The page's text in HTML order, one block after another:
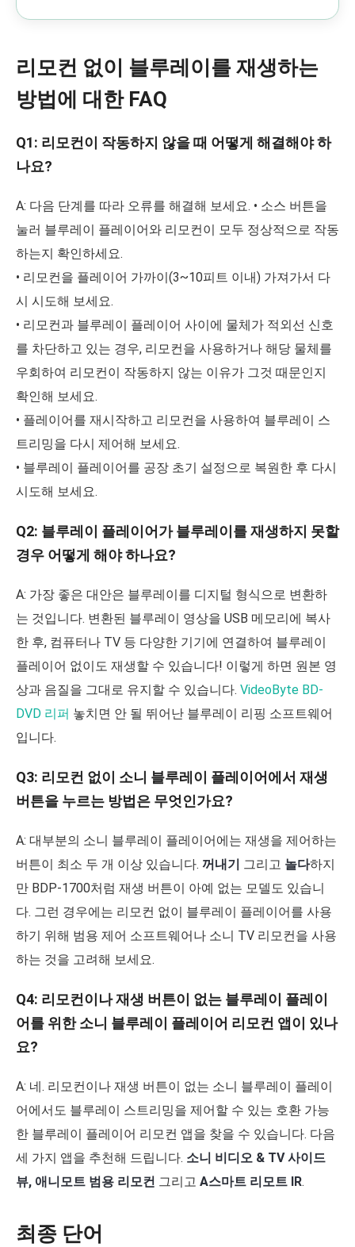
리모컨 없이 블루레이를 재생하는
방법에 대한 FAQ
Q1: 리모컨이 작동하지 않을 때 어떻게 해결해야 하
나요?
A: 다음 단계를 따라 오류를 해결해 보세요. • 소스 버튼을
눌러 블루레이 플레이어와 리모컨이 모두 정상적으로 작동
하는지 확인하세요.
• 리모컨을 플레이어 가까이(3~10피트 이내) 가져가서 다
시 시도해 보세요.
• 리모컨과 블루레이 플레이어 사이에 물체가 적외선 신호
를 차단하고 있는 경우, 리모컨을 사용하거나 해당 물체를
우회하여 리모컨이 작동하지 않는 이유가 그것 때문인지
확인해 보세요.
• 플레이어를 재시작하고 리모컨을 사용하여 블루레이 스
트리밍을 다시 제어해 보세요.
• 블루레이 플레이어를 공장 초기 설정으로 복원한 후 다시
시도해 보세요.
Q2: 블루레이 플레이어가 블루레이를 재생하지 못할
경우 어떻게 해야 하나요?
A: 가장 좋은 대안은 블루레이를 디지털 형식으로 변환하
는 것입니다. 변환된 블루레이 영상을 USB 메모리에 복사
한 후, 컴퓨터나 TV 등 다양한 기기에 연결하여 블루레이
플레이어 없이도 재생할 수 있습니다! 이렇게 하면 원본 영
상과 음질을 그대로 유지할 수 있습니다. VideoByte BD-
DVD 리퍼 놓치면 안 될 뛰어난 블루레이 리핑 소프트웨어
입니다.
Q3: 리모컨 없이 소니 블루레이 플레이어에서 재생
버튼을 누르는 방법은 무엇인가요?
A: 대부분의 소니 블루레이 플레이어에는 재생을 제어하는
버튼이 최소 두 개 이상 있습니다. 꺼내기 그리고 놀다하지
만 BDP-1700처럼 재생 버튼이 아예 없는 모델도 있습니
다. 그런 경우에는 리모컨 없이 블루레이 플레이어를 사용
하기 위해 범용 제어 소프트웨어나 소니 TV 리모컨을 사용
하는 것을 고려해 보세요.
Q4: 리모컨이나 재생 버튼이 없는 블루레이 플레이
어를 위한 소니 블루레이 플레이어 리모컨 앱이 있나
요?
A: 네. 리모컨이나 재생 버튼이 없는 소니 블루레이 플레이
어에서도 블루레이 스트리밍을 제어할 수 있는 호환 가능
한 블루레이 플레이어 리모컨 앱을 찾을 수 있습니다. 다음
세 가지 앱을 추천해 드립니다. 소니 비디오 & TV 사이드
뷰, 애니모트 범용 리모컨 그리고 A스마트 리모트 IR.
최종 단어